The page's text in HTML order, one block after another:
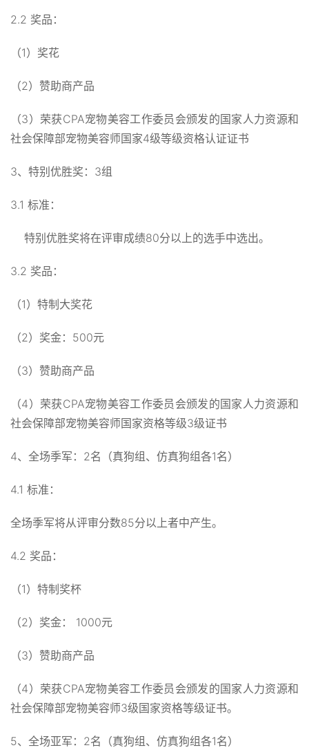
2.2 奖品：
（1）奖花
（2）赞助商产品
（3）荣获CPA宠物美容工作委员会颁发的国家人力资源和
社会保障部宠物美容师国家4级等级资格认证证书
3、特别优胜奖：3组
3.1 标准：
特别优胜奖将在评审成绩80分以上的选手中选出。
3.2 奖品：
（1）特制大奖花
（2）奖金：500元
（3）赞助商产品
（4）荣获CPA宠物美容工作委员会颁发的国家人力资源和
社会保障部宠物美容师国家资格等级3级证书
4、全场季军：2名（真狗组、仿真狗组各1名）
4.1 标准：
全场季军将从评审分数85分以上者中产生。
4.2 奖品：
（1）特制奖杯
（2）奖金： 1000元
（3）赞助商产品
（4）荣获CPA宠物美容工作委员会颁发的国家人力资源和
社会保障部宠物美容师3级国家资格等级证书。
5、全场亚军：2名（真狗组、仿真狗组各1名）